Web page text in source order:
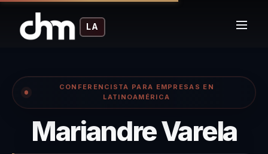
LA
CONFERENCISTA PARA EMPRESAS EN
LATINOAMÉRICA
Mariandre Varela–